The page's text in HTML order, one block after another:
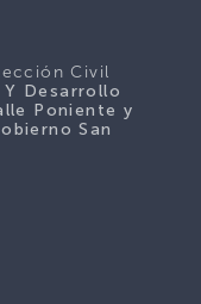
Civil
Desarrollo
Poniente y
San